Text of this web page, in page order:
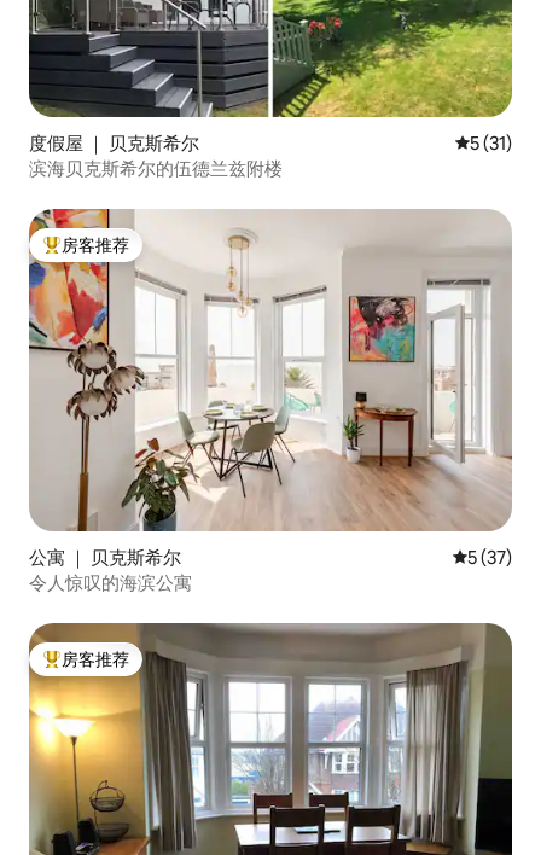
度假屋 ｜ 贝克斯希尔 平均评分
5 (31)
滨海贝克斯希尔的伍德兰兹附楼
热门「房客推荐」
房客推荐
公寓 ｜ 贝克斯希尔 平均评分
5 (37)
令人惊叹的海滨公寓
热门「房客推荐」
房客推荐